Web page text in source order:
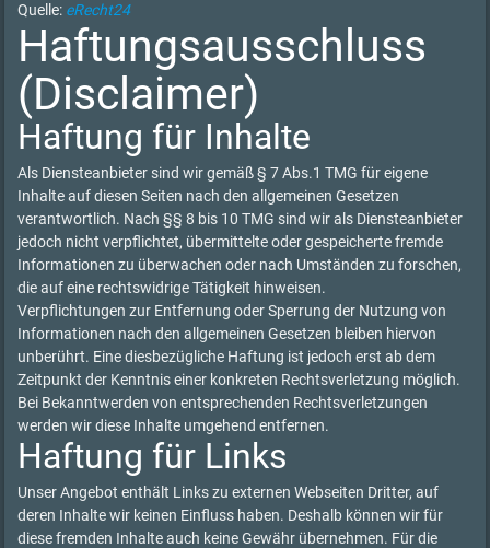
Quelle: eRecht24
Haftungsausschluss
(Disclaimer)
Haftung für Inhalte
Als Diensteanbieter sind wir gemäß § 7 Abs.1 TMG für eigene
Inhalte auf diesen Seiten nach den allgemeinen Gesetzen
verantwortlich. Nach §§ 8 bis 10 TMG sind wir als Diensteanbieter
jedoch nicht verpflichtet, übermittelte oder gespeicherte fremde
Informationen zu überwachen oder nach Umständen zu forschen,
die auf eine rechtswidrige Tätigkeit hinweisen.
Verpflichtungen zur Entfernung oder Sperrung der Nutzung von
Informationen nach den allgemeinen Gesetzen bleiben hiervon
unberührt. Eine diesbezügliche Haftung ist jedoch erst ab dem
Zeitpunkt der Kenntnis einer konkreten Rechtsverletzung möglich.
Bei Bekanntwerden von entsprechenden Rechtsverletzungen
werden wir diese Inhalte umgehend entfernen.
Haftung für Links
Unser Angebot enthält Links zu externen Webseiten Dritter, auf
deren Inhalte wir keinen Einfluss haben. Deshalb können wir für
diese fremden Inhalte auch keine Gewähr übernehmen. Für die